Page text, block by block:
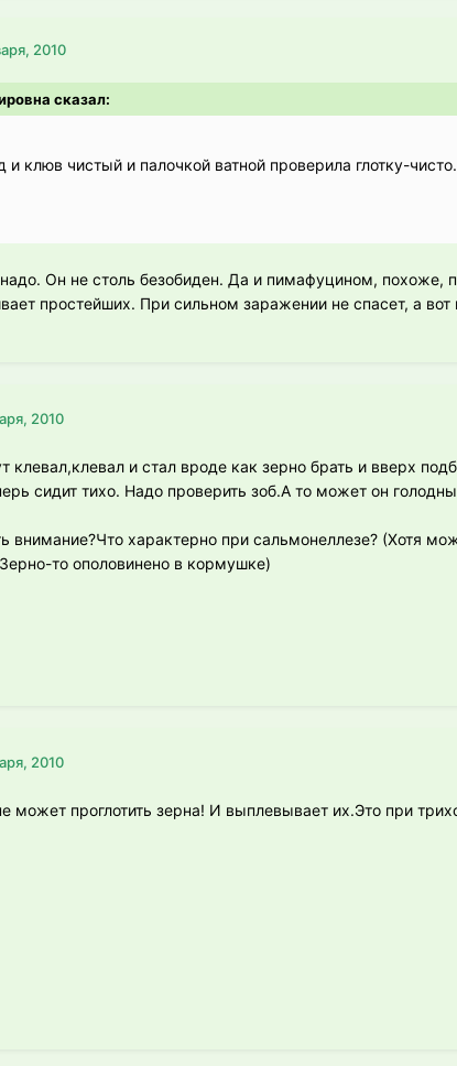
2010
сказал:
и клюв чистый и палочкой ватной проверила глотку-чисто.
надо. Он не столь безобиден. Да и пимафуцином, похоже,
простейших. При сильном заражении не спасет, а
2010
клевал,клевал и стал вроде как зерно брать и вверх
сидит тихо. Надо проверить зоб.А то может он
внимание?Что характерно при сальмонеллезе? (Хотя
то ополовинено в кормушке)
2010
может проглотить зерна! И выплевывает их.Это при